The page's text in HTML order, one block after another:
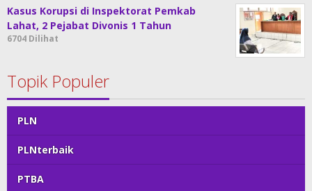
Kasus Korupsi di Inspektorat Pemkab
Lahat, 2 Pejabat Divonis 1 Tahun
6704 Dilihat
Topik Populer
PLN
PLNterbaik
PTBA